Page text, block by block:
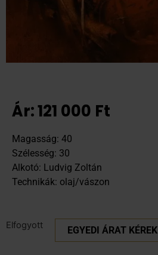
Ár:121 000 Ft
Magasság: 40
Szélesség: 30
Alkotó: Ludvig Zoltán
Technikák: olaj/vászon
Elfogyott EGYEDI ÁRAT KÉREK